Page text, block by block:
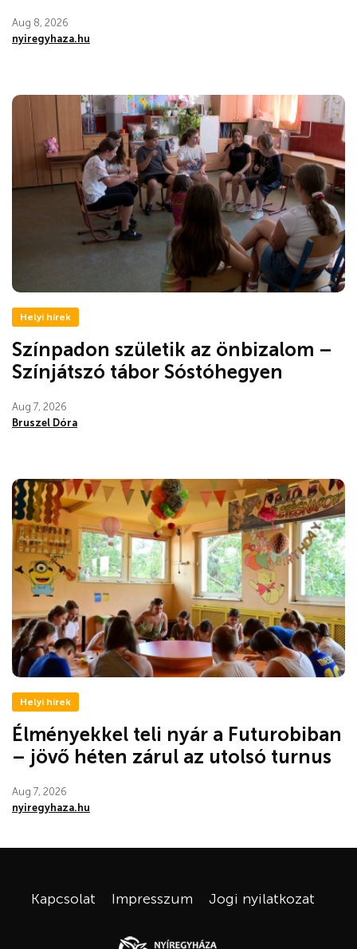
Aug 8, 2026
nyiregyhaza.hu
Helyi hírek
Színpadon születik az önbizalom –
Színjátszó tábor Sóstóhegyen
Aug 7, 2026
Bruszel Dóra
Helyi hírek
Élményekkel teli nyár a Futurobiban
– jövő héten zárul az utolsó turnus
Aug 7, 2026
nyiregyhaza.hu
Kapcsolat Impresszum Jogi nyilatkozat